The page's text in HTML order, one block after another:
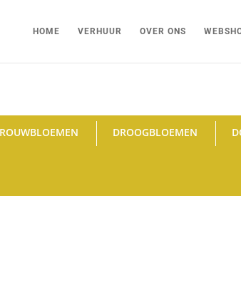
HOME VERHUUR OVER ONS
ROUWBLOEMEN DROOGBLOEMEN